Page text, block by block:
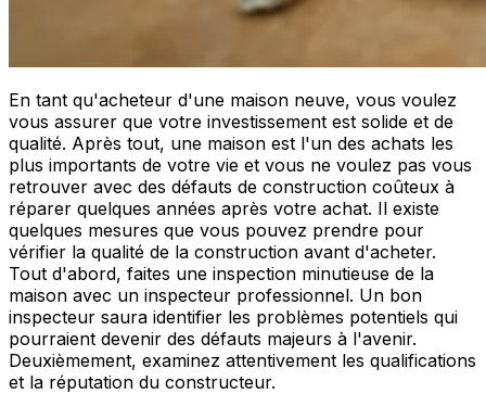
En tant qu'acheteur d'une maison neuve, vous voulez
vous assurer que votre investissement est solide et de
qualité. Après tout, une maison est l'un des achats les
plus importants de votre vie et vous ne voulez pas vous
retrouver avec des défauts de construction coûteux à
réparer quelques années après votre achat. Il existe
quelques mesures que vous pouvez prendre pour
vérifier la qualité de la construction avant d'acheter.
Tout d'abord, faites une inspection minutieuse de la
maison avec un inspecteur professionnel. Un bon
inspecteur saura identifier les problèmes potentiels qui
pourraient devenir des défauts majeurs à l'avenir.
Deuxièmement, examinez attentivement les qualifications
et la réputation du constructeur.